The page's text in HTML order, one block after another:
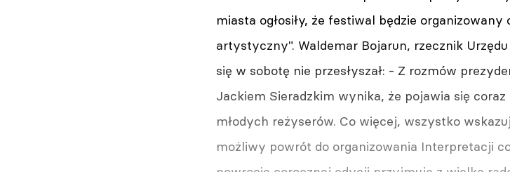
miasta ogłosiły, że festiwal będzie
artystyczny". Waldemar Bojarun, rzecznik
się w sobotę nie przesłyszał: - Z rozmów
Jackiem Sieradzkim wynika, że pojawia się
młodych reżyserów. Co więcej, wszystko
możliwy powrót do organizowania Interpretacji